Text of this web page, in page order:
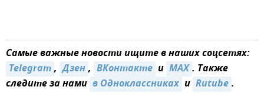
Самые важные новости ищите в наших соцсетях:
Telegram, Дзен, ВКонтакте и MAX. Также
следите за нами в Одноклассниках и Rutube.